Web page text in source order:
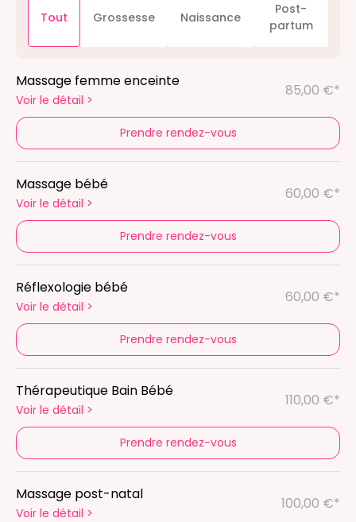
Tout Grossesse Naissance
Post-
partum
Massage femme enceinte
Voir le détail >
85,00 €*
Prendre rendez-vous
Massage bébé
Voir le détail >
60,00 €*
Prendre rendez-vous
Réflexologie bébé
Voir le détail >
60,00 €*
Prendre rendez-vous
Thérapeutique Bain Bébé
Voir le détail >
110,00 €*
Prendre rendez-vous
Massage post-natal
Voir le détail >
100,00 €*